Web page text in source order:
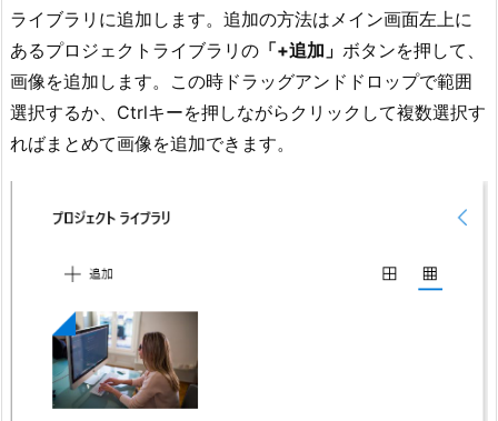
ライブラリに追加します。追加の方法はメイン画面左上に
あるプロジェクトライブラリの 「+追加」 ボタンを押して、
画像を追加します。この時ドラッグアンドドロップで範囲
選択するか、Ctrlキーを押しながらクリックして複数選択す
ればまとめて画像を追加できます。